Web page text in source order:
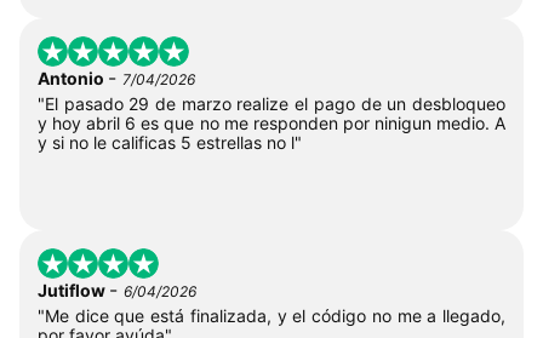
Antonio - 7/04/2026
"El pasado 29 de marzo realize el pago de un desbloqueo
y hoy abril 6 es que no me responden por ninigun medio. A
y si no le calificas 5 estrellas no l"
Jutiflow - 6/04/2026
"Me dice que está finalizada, y el código no me a llegado,